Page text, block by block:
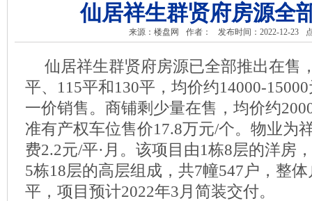
仙居祥生群贤府房源全
来源：楼盘网 作者： 发布时间：2022-12-23
仙居祥生群贤府房源已全部推出在售
平、115平和130平，均价约14000-
一价销售。商铺剩少量在售，均价约
准有产权车位售价17.8万元/个。物业为
费2.2元/平·月。该项目由1栋8层的洋房
5栋18层的高层组成，共7幢547户，整
平，项目预计2022年3月简装交付。